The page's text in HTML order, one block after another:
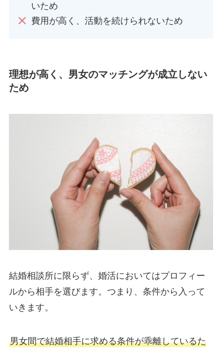
いため
費用が高く、活動を続けられないため
理想が高く、男女のマッチングが成立しない
ため
結婚相談所に限らず、婚活においてはプロフィー
ルから相手を選びます。つまり、条件から入って
いきます。
男女間で結婚相手に求める条件が乖離しているた